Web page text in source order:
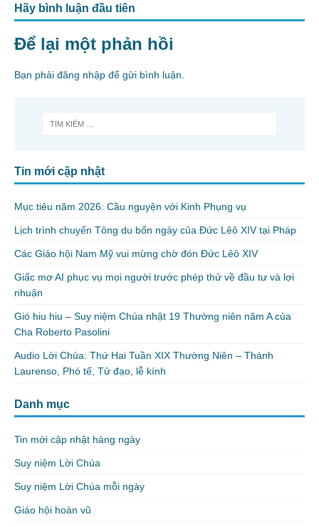
Hãy bình luận đầu tiên
Để lại một phản hồi
Bạn phải đăng nhập để gửi bình luận.
Tin mới cập nhật
Mục tiêu năm 2026: Cầu nguyện với Kinh Phụng vụ
Lịch trình chuyến Tông du bốn ngày của Đức Lêô XIV tại Pháp
Các Giáo hội Nam Mỹ vui mừng chờ đón Đức Lêô XIV
Giấc mơ AI phục vụ mọi người trước phép thử về đầu tư và lợi
nhuận
Gió hiu hiu – Suy niệm Chúa nhật 19 Thường niên năm A của
Cha Roberto Pasolini
Audio Lời Chúa: Thứ Hai Tuần XIX Thường Niên – Thánh
Laurenso, Phó tế, Tử đạo, lễ kính
Danh mục
Tin mới cập nhật hàng ngày
Suy niệm Lời Chúa
Suy niệm Lời Chúa mỗi ngày
Giáo hội hoàn vũ